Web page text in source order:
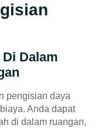
Dalam
pengisian daya
Anda dapat
di dalam ruangan,